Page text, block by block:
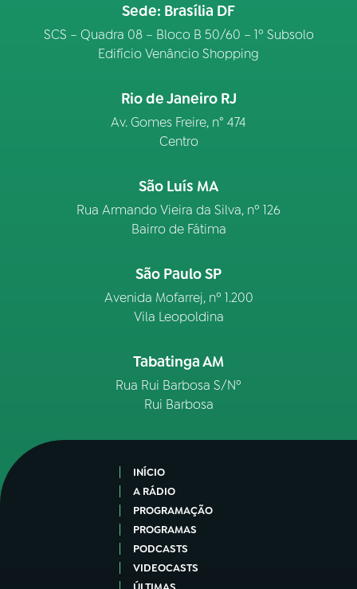
Sede: Brasília DF
SCS – Quadra 08 – Bloco B 50/60 – 1º Subsolo
Edifício Venâncio Shopping
Rio de Janeiro RJ
Av. Gomes Freire, n° 474
Centro
São Luís MA
Rua Armando Vieira da Silva, nº 126
Bairro de Fátima
São Paulo SP
Avenida Mofarrej, nº 1.200
Vila Leopoldina
Tabatinga AM
Rua Rui Barbosa S/Nº
Rui Barbosa
INÍCIO
A RÁDIO
PROGRAMAÇÃO
PROGRAMAS
PODCASTS
VIDEOCASTS